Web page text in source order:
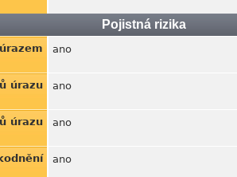
Pojistná rizika
ano
úrazu ano
úrazu ano
ano